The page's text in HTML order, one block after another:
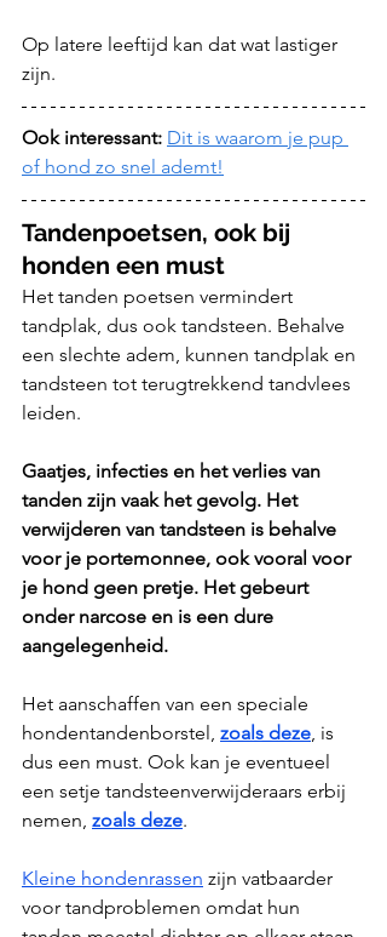
Op latere leeftijd kan dat wat lastiger
zijn.
Ook interessant: Dit is waarom je pup
of hond zo snel ademt!
Tandenpoetsen, ook bij
honden een must
Het tanden poetsen vermindert
tandplak, dus ook tandsteen. Behalve
een slechte adem, kunnen tandplak en
tandsteen tot terugtrekkend tandvlees
leiden.
Gaatjes, infecties en het verlies van
tanden zijn vaak het gevolg. Het
verwijderen van tandsteen is behalve
voor je portemonnee, ook vooral voor
je hond geen pretje. Het gebeurt
onder narcose en is een dure
aangelegenheid.
Het aanschaffen van een speciale
hondentandenborstel, zoals deze, is
dus een must. Ook kan je eventueel
een setje tandsteenverwijderaars erbij
nemen, zoals deze.
Kleine hondenrassen zijn vatbaarder
voor tandproblemen omdat hun